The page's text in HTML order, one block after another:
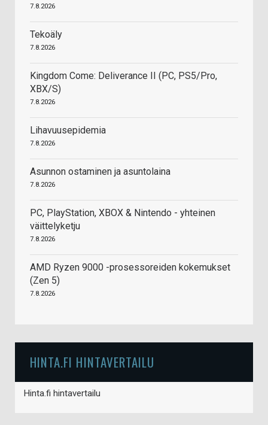
7.8.2026
Tekoäly
7.8.2026
Kingdom Come: Deliverance II (PC, PS5/Pro,
XBX/S)
7.8.2026
Lihavuusepidemia
7.8.2026
Asunnon ostaminen ja asuntolaina
7.8.2026
PC, PlayStation, XBOX & Nintendo - yhteinen
väittelyketju
7.8.2026
AMD Ryzen 9000 -prosessoreiden kokemukset
(Zen 5)
7.8.2026
HINTA.FI HINTAVERTAILU
Hinta.fi hintavertailu